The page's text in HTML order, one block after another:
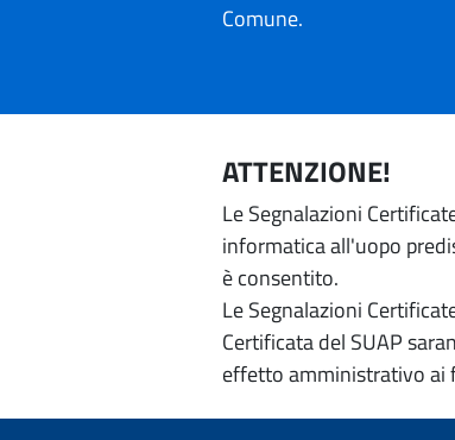
Comune.
ATTENZIONE!
Le Segnalazioni
informatica all'uopo
è consentito.
Le Segnalazioni
Certificata del SUAP
effetto amministrativo ai